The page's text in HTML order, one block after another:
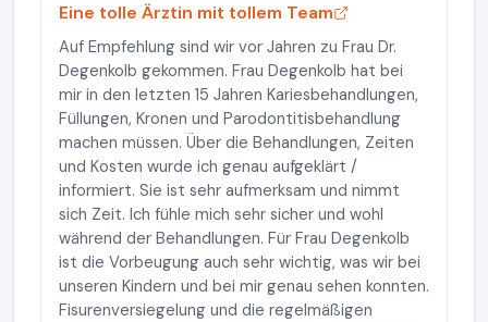
Eine tolle Ärztin mit tollem Team
Auf Empfehlung sind wir vor Jahren zu Frau Dr.
Degenkolb gekommen. Frau Degenkolb hat bei
mir in den letzten 15 Jahren Kariesbehandlungen,
Füllungen, Kronen und Parodontitisbehandlung
machen müssen. Über die Behandlungen, Zeiten
und Kosten wurde ich genau aufgeklärt /
informiert. Sie ist sehr aufmerksam und nimmt
sich Zeit. Ich fühle mich sehr sicher und wohl
während der Behandlungen. Für Frau Degenkolb
ist die Vorbeugung auch sehr wichtig, was wir bei
unseren Kindern und bei mir genau sehen konnten.
Fisurenversiegelung und die regelmäßigen